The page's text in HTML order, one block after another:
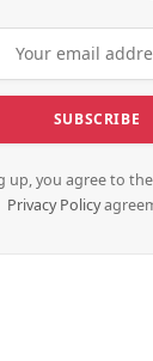
up, you agree to
Privacy Policy